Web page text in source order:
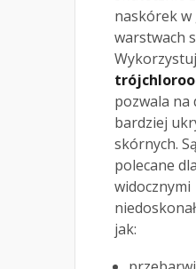
naskórek w
warstwach
pozwala na
bardziej
skórnych.
polecane
widocznymi
jak: